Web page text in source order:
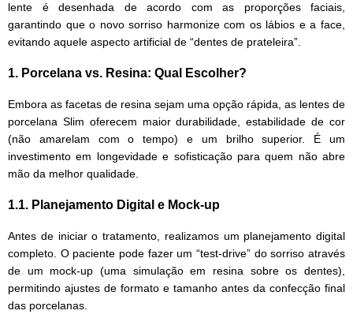
lente é desenhada de acordo com as proporções faciais,
garantindo que o novo sorriso harmonize com os lábios e a face,
evitando aquele aspecto artificial de “dentes de prateleira”.
1. Porcelana vs. Resina: Qual Escolher?
Embora as facetas de resina sejam uma opção rápida, as lentes de
porcelana Slim oferecem maior durabilidade, estabilidade de cor
(não amarelam com o tempo) e um brilho superior. É um
investimento em longevidade e sofisticação para quem não abre
mão da melhor qualidade.
1.1. Planejamento Digital e Mock-up
Antes de iniciar o tratamento, realizamos um planejamento digital
completo. O paciente pode fazer um “test-drive” do sorriso através
de um mock-up (uma simulação em resina sobre os dentes),
permitindo ajustes de formato e tamanho antes da confecção final
das porcelanas.